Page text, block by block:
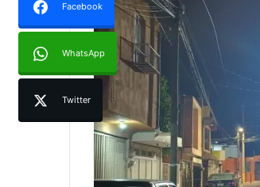
Facebook
WhatsApp
Twitter